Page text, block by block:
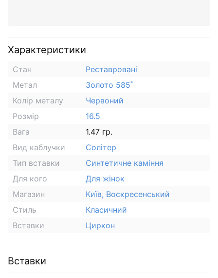
Характеристики
Стан
Реставровані
Метал
Золото 585˚
Колір металу
Червоний
Розмір
16.5
Вага
1.47 гр.
Вид каблучки
Солітер
Тип вставки
Синтетичне каміння
Для кого
Для жінок
Магазин
Київ, Воскресенський
Стиль
Класичний
Вставки
Циркон
Вставки